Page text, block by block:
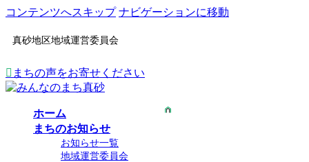
コンテンツへスキップ ナビゲーションに移動
真砂地区地域運営委員会
まちの声をお寄せください
ホーム
まちのお知らせ
お知らせ一覧
地域運営委員会